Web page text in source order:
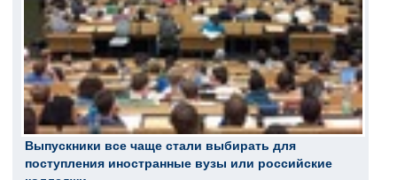
Выпускники все чаще стали выбирать для
поступления иностранные вузы или российские